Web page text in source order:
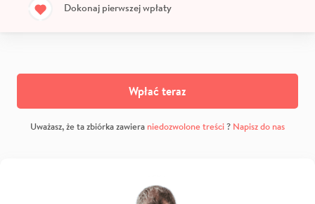
Dokonaj pierwszej wpłaty
Wpłać teraz
Uważasz, że ta zbiórka zawiera niedozwolone treści? Napisz do nas